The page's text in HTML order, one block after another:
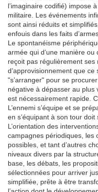
l’imaginaire codifié) impose
militaire. Les événements
sont ainsi réduits et
enfouis dans les faits
Le spontanéisme
armée qui d’une manière
reçoit pas régulièrement
d’approvisionnement que ce
"s’arranger" pour se
négative à dépasser au
est nécessairement rapide.
L’ennemi s’équipe et se
en s’équipant à son tour
L’orientation des
campagnes périodiques, les
possibles, et tant d’autres
niveaux divers par la
base, les débats, les
sélectionnées pour arriver
simplifiée, prête à être